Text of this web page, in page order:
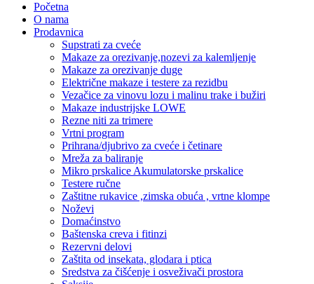
Početna
O nama
Prodavnica
Supstrati za cveće
Makaze za orezivanje,nozevi za kalemljenje
Makaze za orezivanje duge
Električne makaze i testere za rezidbu
Vezačice za vinovu lozu i malinu trake i bužiri
Makaze industrijske LOWE
Rezne niti za trimere
Vrtni program
Prihrana/djubrivo za cveće i četinare
Mreža za baliranje
Mikro prskalice Akumulatorske prskalice
Testere ručne
Zaštitne rukavice ,zimska obuća , vrtne klompe
Noževi
Domaćinstvo
Baštenska creva i fitinzi
Rezervni delovi
Zaštita od insekata, glodara i ptica
Sredstva za čišćenje i osveživači prostora